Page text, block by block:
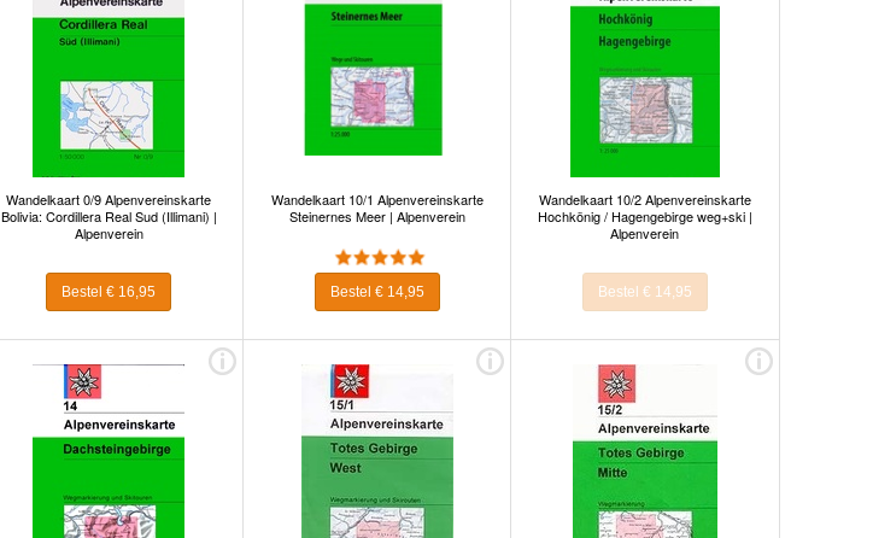
Wandelkaart 0/9 Alpenvereinskarte
Bolivia: Cordillera Real Sud (Illimani) |
Alpenverein
Bestel € 16,95
Wandelkaart 10/1 Alpenvereinskarte
Steinernes Meer | Alpenverein
Bestel € 14,95
Wandelkaart 10/2 Alpenvereinskarte
Hochkönig / Hagengebirge weg+ski |
Alpenverein
Bestel € 14,95